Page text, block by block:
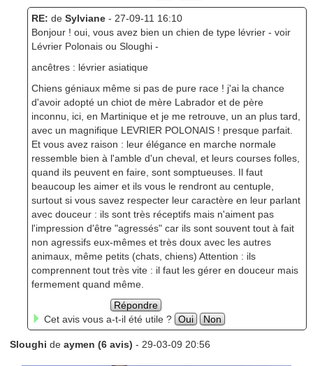
RE: de Sylviane- 27-09-11 16:10
Bonjour ! oui, vous avez bien un chien de type lévrier - voir
Lévrier Polonais ou Sloughi -
ancêtres : lévrier asiatique
Chiens géniaux même si pas de pure race ! j'ai la chance
d'avoir adopté un chiot de mère Labrador et de père
inconnu, ici, en Martinique et je me retrouve, un an plus tard,
avec un magnifique LEVRIER POLONAIS ! presque parfait.
Et vous avez raison : leur élégance en marche normale
ressemble bien à l'amble d'un cheval, et leurs courses folles,
quand ils peuvent en faire, sont somptueuses. Il faut
beaucoup les aimer et ils vous le rendront au centuple,
surtout si vous savez respecter leur caractère en leur parlant
avec douceur : ils sont très réceptifs mais n'aiment pas
l'impression d'être "agressés" car ils sont souvent tout à fait
non agressifs eux-mêmes et très doux avec les autres
animaux, même petits (chats, chiens) Attention : ils
comprennent tout très vite : il faut les gérer en douceur mais
fermement quand même.
Répondre
Cet avis vous a-t-il été utile ? Oui Non
Sloughi de aymen (6 avis) - 29-03-09 20:56